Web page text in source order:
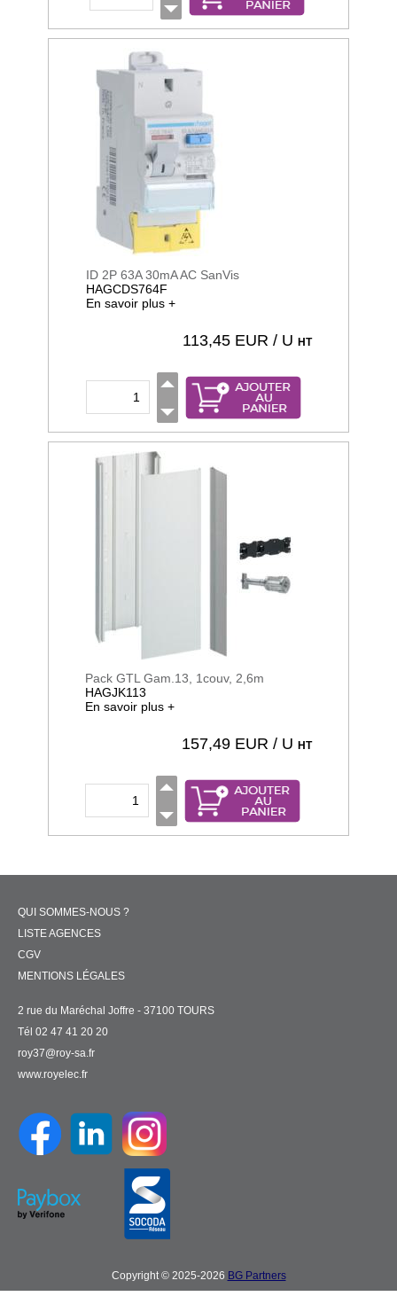
ID 2P 63A 30mA AC SanVis
HAGCDS764F
En savoir plus +
113,45 EUR / U HT
Pack GTL Gam.13, 1couv, 2,6m
HAGJK113
En savoir plus +
157,49 EUR / U HT
QUI SOMMES-NOUS ?
LISTE AGENCES
CGV
MENTIONS LÉGALES
2 rue du Maréchal Joffre - 37100 TOURS
Tél 02 47 41 20 20
roy37@roy-sa.fr
www.royelec.fr
Copyright © 2025-2026 BG Partners